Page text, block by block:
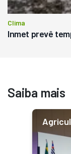
Clima
Inmet prevê
Saiba mais